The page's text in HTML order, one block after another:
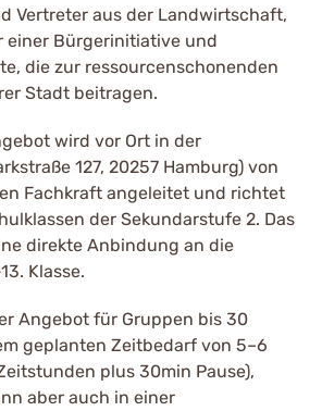
Vertreter aus der Landwirtschaft,
einer Bürgerinitiative und
die zur ressourcenschonenden
Stadt beitragen.
wird vor Ort in der
127, 20257 Hamburg) von
Fachkraft angeleitet und richtet
der Sekundarstufe 2. Das
direkte Anbindung an die
Klasse.
Angebot für Gruppen bis 30
geplanten Zeitbedarf von 5–6
plus 30min Pause),
aber auch in einer